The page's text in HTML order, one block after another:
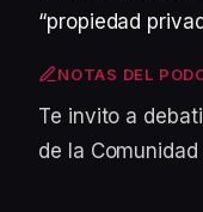
“propiedad
NOTAS DEL
Te invito a
de la Comunidad